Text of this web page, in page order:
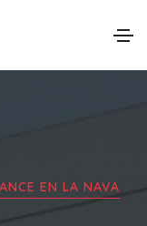
EN LA NAVA